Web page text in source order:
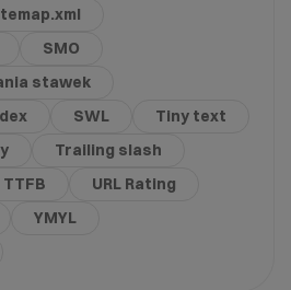
SMO
stawek
SWL
Tiny text
Trailing slash
TTFB
URL Rating
YMYL